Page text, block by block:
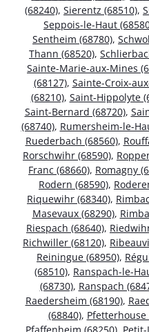
(68240), Sierentz (68510),
Seppois-le-Haut
Sentheim (68780),
Thann (68520),
Sainte-Marie-aux-Mines
(68127), Sainte-Croix-
(68210), Saint-Hippolyte
Saint-Bernard (68720),
(68740), Rumersheim-le-
Ruederbach (68560),
Rorschwihr (68590),
Franc (68660), Romagny
Rodern (68590),
Riquewihr (68340),
Masevaux (68290),
Riespach (68640),
Richwiller (68120),
Reiningue (68950),
(68510), Ranspach-le-
(68730), Ranspach
Raedersheim (68190),
(68840), Pfetterhouse